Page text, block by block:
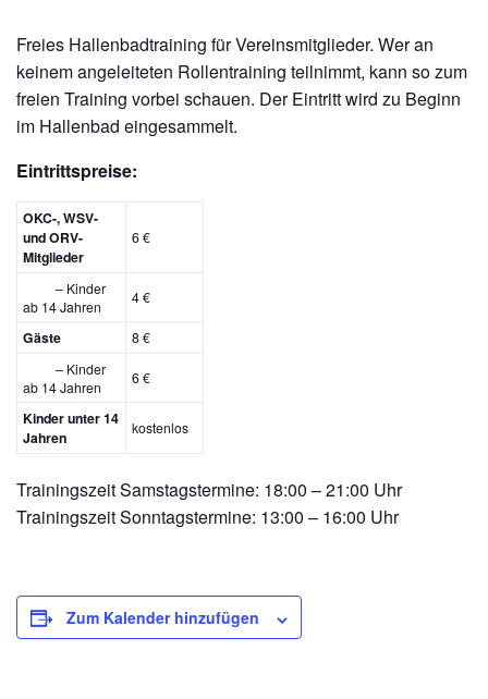
Freies Hallenbadtraining für Vereinsmitglieder. Wer an
keinem angeleiteten Rollentraining teilnimmt, kann so zum
freien Training vorbei schauen. Der Eintritt wird zu Beginn
im Hallenbad eingesammelt.
Eintrittspreise:
OKC-, WSV-
und ORV-
Mitglieder
6 €
– Kinder
ab 14 Jahren
4 €
Gäste
8 €
– Kinder
ab 14 Jahren
6 €
Kinder unter 14
Jahren
kostenlos
Trainingszeit Samstagstermine: 18:00 – 21:00 Uhr
Trainingszeit Sonntagstermine: 13:00 – 16:00 Uhr
Zum Kalender hinzufügen